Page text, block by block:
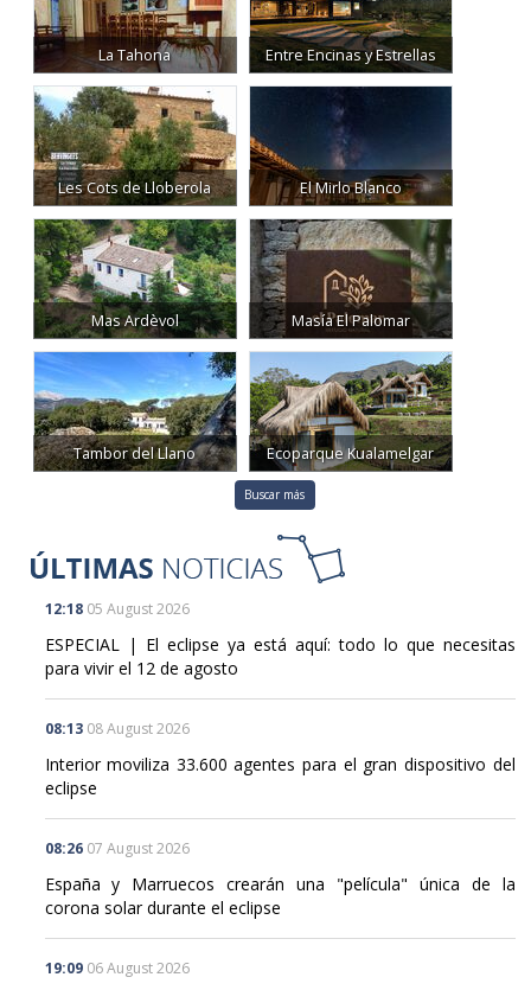
La Tahona Entre Encinas y Estrellas
Les Cots de Lloberola El Mirlo Blanco
Mas Ardèvol Masía El Palomar
Tambor del Llano Ecoparque Kualamelgar
Buscar más
12:18 05 August 2026
ESPECIAL | El eclipse ya está aquí: todo lo que necesitas
para vivir el 12 de agosto
08:13 08 August 2026
Interior moviliza 33.600 agentes para el gran dispositivo del
eclipse
08:26 07 August 2026
España y Marruecos crearán una "película" única de la
corona solar durante el eclipse
19:09 06 August 2026